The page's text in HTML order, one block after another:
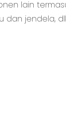
lain
dan jendela, dll